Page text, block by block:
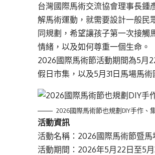
台灣國際馬術交流協會理事長鍾
解馬術運動，就需要設計一般民
同規劃，希望讓孩子第一次接觸
情緒，以及如何尊重一個生命。
2026國際馬術節活動期間為5月
假日市集，以及5月31日馬場馬
2026國際馬術節也規劃DIY手作、
活動資訊
活動名稱：2026國際馬術節暨
活動期間：2026年5月22日至5月